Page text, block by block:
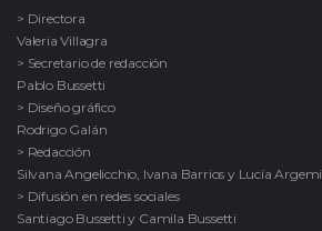
> Directora
Valeria Villagra
> Secretario de redacción
Pablo Bussetti
> Diseño gráfico
Rodrigo Galán
> Redacción
Silvana Angelicchio, Ivana Barrios y Lucía Argemi
> Difusión en redes sociales
Santiago Bussetti y Camila Bussetti